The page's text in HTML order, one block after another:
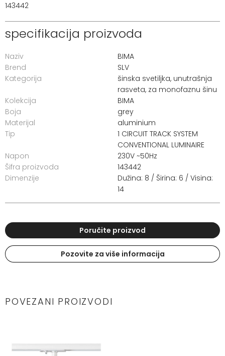
143442
specifikacija proizvoda
Naziv
BIMA
Brend
SLV
Kategorija
šinska svetiljka, unutrašnja
rasveta, za monofaznu šinu
Kolekcija
BIMA
Boja
grey
Materijal
aluminium
Tip
1 CIRCUIT TRACK SYSTEM
CONVENTIONAL LUMINAIRE
Napon
230V ~50Hz
Šifra proizvoda
143442
Dimenzije
Dužina: 8 / Širina: 6 / Visina:
14
Poručite proizvod
Pozovite za više informacija
POVEZANI PROIZVODI